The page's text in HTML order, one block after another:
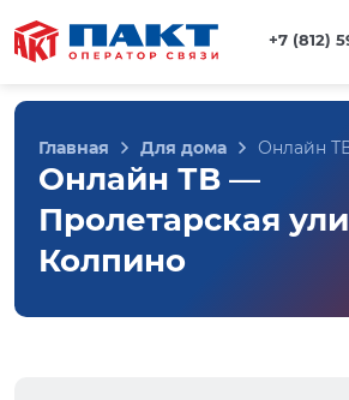
+7 (812)
Главная Для дома Онлайн
Онлайн ТВ —
Пролетарская
Колпино